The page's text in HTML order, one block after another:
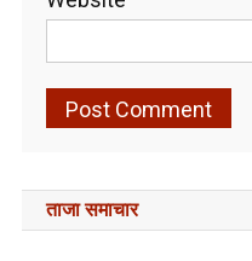
ताजा समाचार